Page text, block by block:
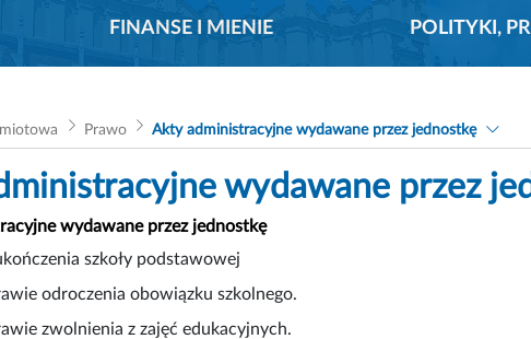
FINANSE I MIENIE POLITYKI,
Prawo Akty administracyjne wydawane przez jednostkę
wydawane przez
wydawane przez jednostkę
szkoły podstawowej
odroczenia obowiązku szkolnego.
zwolnienia z zajęć edukacyjnych.